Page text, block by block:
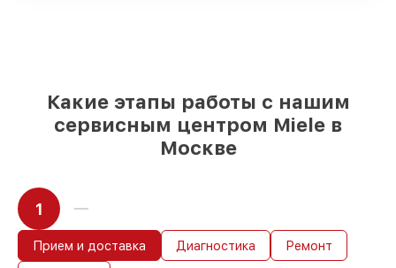
условии, что обслуживание началось
сразу
Какие этапы работы с нашим
сервисным центром Miele в
Москве
1
Прием и доставка Диагностика Ремонт